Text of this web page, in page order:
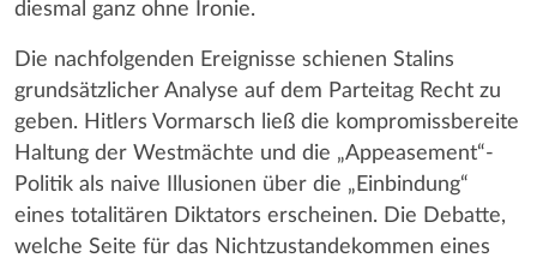
diesmal ganz ohne Ironie.
Die nachfolgenden Ereignisse schienen Stalins
grundsätzlicher Analyse auf dem Parteitag Recht zu
geben. Hitlers Vormarsch ließ die kompromissbereite
Haltung der Westmächte und die „Appeasement“-
Politik als naive Illusionen über die „Einbindung“
eines totalitären Diktators erscheinen. Die Debatte,
welche Seite für das Nichtzustandekommen eines